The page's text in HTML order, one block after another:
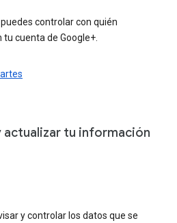
controlar con quién
cuenta de Google+.
actualizar tu información
y controlar los datos que se